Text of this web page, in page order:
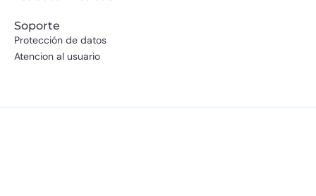
Soporte
Protección de datos
Atencion al usuario